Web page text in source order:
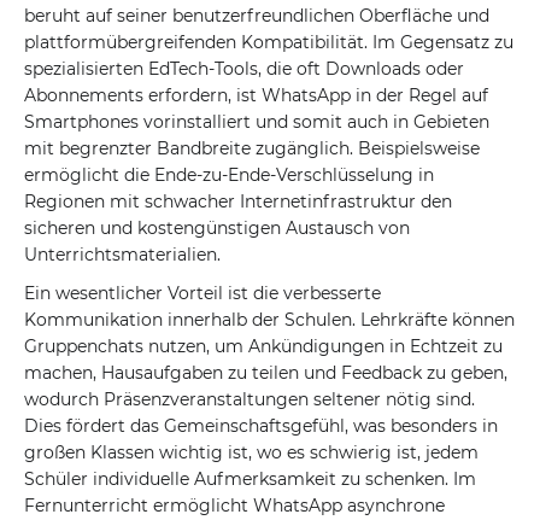
beruht auf seiner benutzerfreundlichen Oberfläche und
plattformübergreifenden Kompatibilität. Im Gegensatz zu
spezialisierten EdTech-Tools, die oft Downloads oder
Abonnements erfordern, ist WhatsApp in der Regel auf
Smartphones vorinstalliert und somit auch in Gebieten
mit begrenzter Bandbreite zugänglich. Beispielsweise
ermöglicht die Ende-zu-Ende-Verschlüsselung in
Regionen mit schwacher Internetinfrastruktur den
sicheren und kostengünstigen Austausch von
Unterrichtsmaterialien.
Ein wesentlicher Vorteil ist die verbesserte
Kommunikation innerhalb der Schulen. Lehrkräfte können
Gruppenchats nutzen, um Ankündigungen in Echtzeit zu
machen, Hausaufgaben zu teilen und Feedback zu geben,
wodurch Präsenzveranstaltungen seltener nötig sind.
Dies fördert das Gemeinschaftsgefühl, was besonders in
großen Klassen wichtig ist, wo es schwierig ist, jedem
Schüler individuelle Aufmerksamkeit zu schenken. Im
Fernunterricht ermöglicht WhatsApp asynchrone